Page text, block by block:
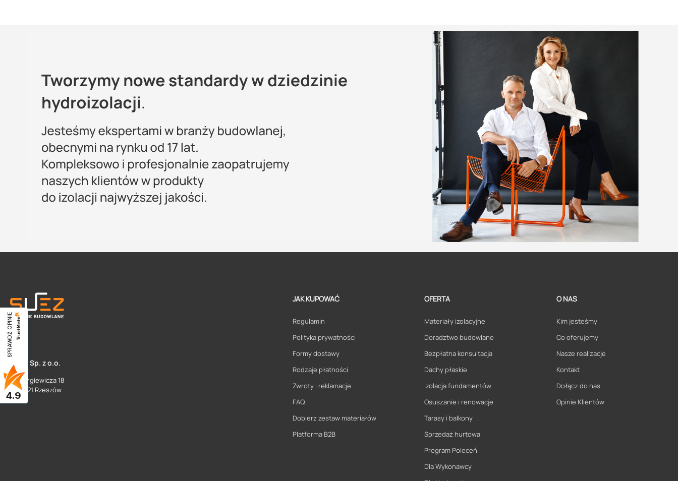
SUEZ Sp. z o.o.
ul. Langiewicza 18
35 - 021 Rzeszów
JAK KUPOWAĆ
Regulamin
Polityka prywatności
Formy dostawy
Rodzaje płatności
Zwroty i reklamacje
FAQ
Dobierz zestaw materiałów
Platforma B2B
OFERTA
Materiały izolacyjne
Doradztwo budowlane
Bezpłatna konsultacja
Dachy płaskie
Izolacja fundamentów
Osuszanie i renowacje
Tarasy i balkony
Sprzedaż hurtowa
Program Poleceń
Dla Wykonawcy
O NAS
Kim jesteśmy
Co oferujemy
Nasze realizacje
Kontakt
Dołącz do nas
Opinie Klientów
SPRAWDŹ OPINIE
4.9